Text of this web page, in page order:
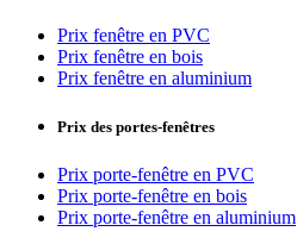
Prix fenêtre en PVC
Prix fenêtre en bois
Prix fenêtre en aluminium
Prix des portes-fenêtres
Prix porte-fenêtre en PVC
Prix porte-fenêtre en bois
Prix porte-fenêtre en aluminium